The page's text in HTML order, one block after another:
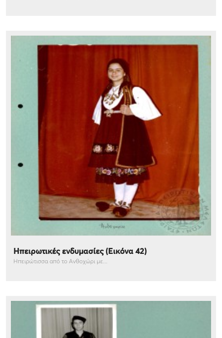
Ηπειρωτικές ενδυμασίες (Εικόνα 42)
Ηπειρώτισσα από το Ανθοχώρι με...